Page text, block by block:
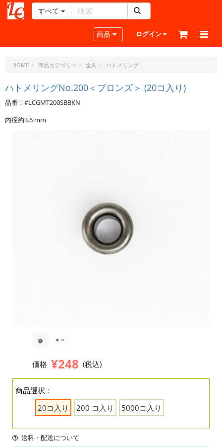
ー
ラ
ト・
ド
ッ
ト・
すべて
Toggle navigation
商品 ログイン
HOME 商品カテゴリー 金具 ハトメリング
ハトメリングNo.200＜ブロンズ＞ (20コ入り)
品番：#LCGMT200SBBKN
内径約3.6 mm
価格 ¥248 (税込)
商品選択：
20コ入り
200 コ入り 5000コ入り
送料・配送について